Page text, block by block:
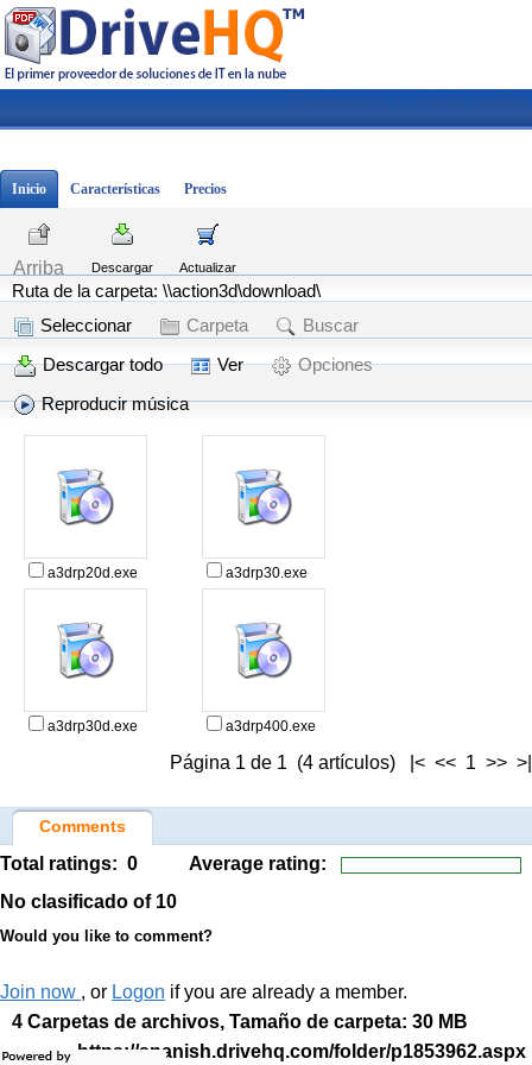
Registrarse Iniciar sesión
Inicio Características Precios
Arriba Descargar Actualizar
Ruta de la carpeta: \\action3d\download\
Seleccionar
Carpeta
Buscar
Descargar todo
Ver
Opciones
Reproducir música
a3drp20d.exe a3drp30.exe
a3drp30d.exe a3drp400.exe
Página 1 de 1 (4 artículos) |< << 1 >> >|
Comments
Total ratings: 0
Average rating:
No clasificado of 10
Would you like to comment?
Join now , or Logon if you are already a member.
4 Carpetas de archivos, Tamaño de carpeta: 30 MB
https://spanish.drivehq.com/folder/p1853962.aspx